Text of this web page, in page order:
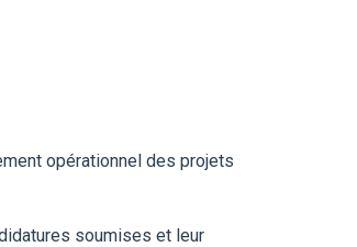
opérationnel des projets
soumises et leur